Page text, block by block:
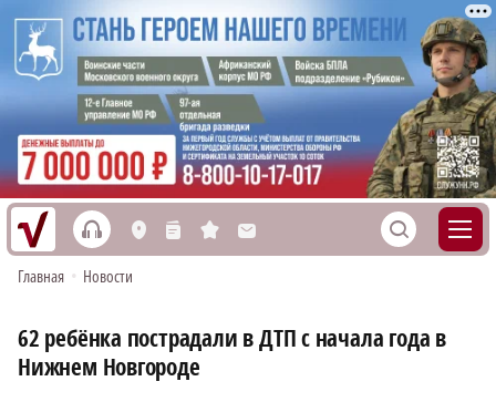
h L n s M S
Главная • Новости
62 ребёнка пострадали в ДТП с начала года в
Нижнем Новгороде